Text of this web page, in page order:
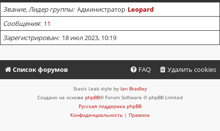
Звание, Лидер группы Администратор Leopard
Сообщения 11
Зарегистрирован 18 июл 2023, 10:19
Список форумов Удалить cookies
FAQ
Stasis Leak style by Ian Bradley
Создано на основе phpBB® Forum Software © phpBB Limited
Русская поддержка phpBB
Конфиденциальность | Правила